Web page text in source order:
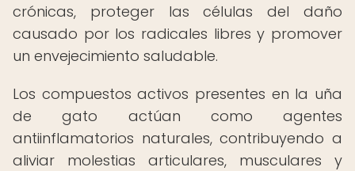
crónicas, proteger las células del daño
causado por los radicales libres y promover
un envejecimiento saludable.
Los compuestos activos presentes en la uña
de gato actúan como agentes
antiinflamatorios naturales, contribuyendo a
aliviar molestias articulares, musculares y